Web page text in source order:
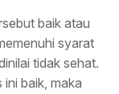
baik atau
syarat
tidak sehat.
baik, maka